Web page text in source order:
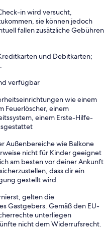
in wird versucht,
sie können jedoch
fallen zusätzliche Gebühren
und Debitkarten;
verfügbar
wie einem
Feuerlöscher, einem
einem Erste-Hilfe-
Außenbereiche wie Balkone
nicht für Kinder geeignet
am besten vor deiner Ankunft
dass dir ein
gestellt wird.
gelten die
Gastgebers. Gemäß den EU-
unterliegen
nicht dem Widerrufsrecht.